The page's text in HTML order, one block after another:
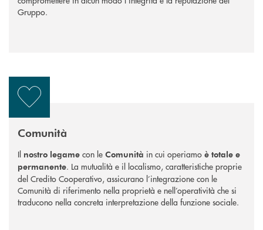
Gruppo.
Comunità
Il nostro legame con le Comunità in cui operiamo è totale e
permanente. La mutualità e il localismo, caratteristiche proprie
del Credito Cooperativo, assicurano l’integrazione con le
Comunità di riferimento nella proprietà e nell’operatività che si
traducono nella concreta interpretazione della funzione sociale.